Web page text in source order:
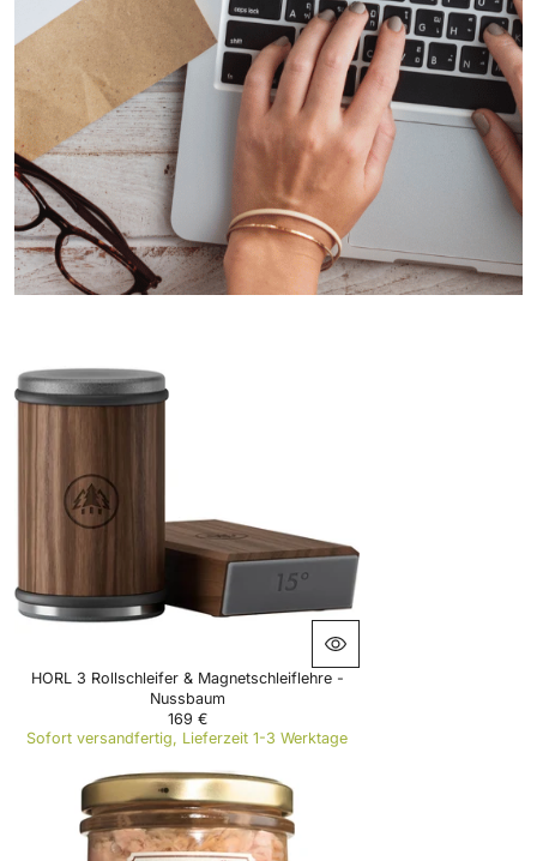
HORL 3 Rollschleifer & Magnetschleiflehre -
Nussbaum
R
E
G
U
L
A
R
169 €
Sofort versandfertig, Lieferzeit 1-3 Werktage